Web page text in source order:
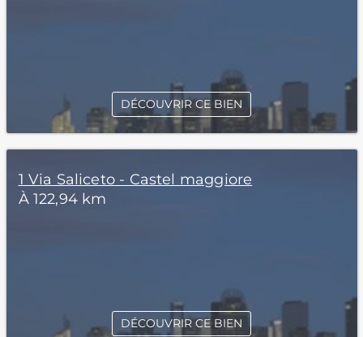
DÉCOUVRIR CE BIEN
1 Via Saliceto - Castel maggiore
À 122,94 km
DÉCOUVRIR CE BIEN